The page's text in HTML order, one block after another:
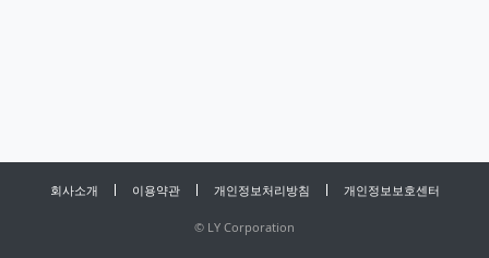
회사소개 이용약관 개인정보처리방침 개인정보보호센터
© LY Corporation